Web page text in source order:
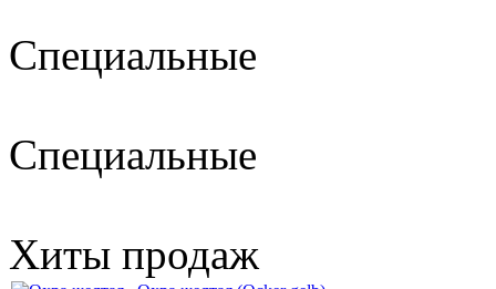
Специальные
Специальные
Хиты продаж